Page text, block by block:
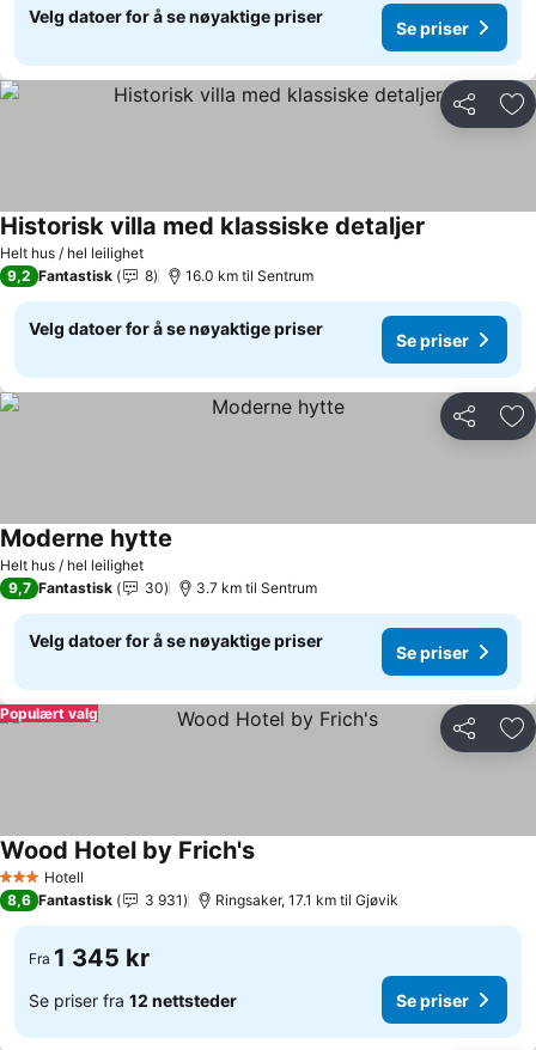
Velg datoer for å se nøyaktige priser
Se priser
Del
Helt hus / hel leilighet
Historisk villa med klassiske detaljer
9,2 Fantastisk 8 16.0 km til Sentrum
Velg datoer for å se nøyaktige priser
Se priser
Del
Helt hus / hel leilighet
Moderne hytte
9,7 Fantastisk 30 3.7 km til Sentrum
Velg datoer for å se nøyaktige priser
Se priser
Del
Populært valg
3 StjernerHotell
Wood Hotel by Frich's
8,6 Fantastisk 3 931 Ringsaker, 17.1 km til Gjøvik
Fra 1 345 kr
Se priser fra 12 nettsteder Se priser